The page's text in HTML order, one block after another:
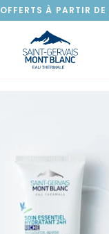
OFFERTS À PARTIR DE